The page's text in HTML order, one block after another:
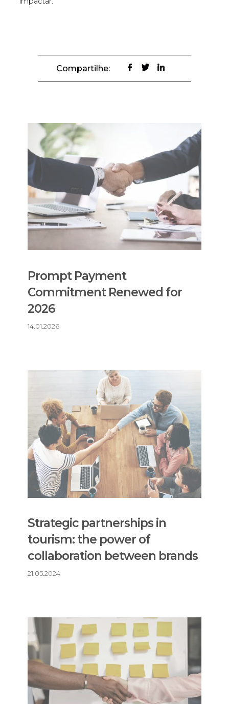
Compartilhe:
Prompt Payment
Commitment Renewed for
2026
14.01.2026
Strategic partnerships in
tourism: the power of
collaboration between brands
21.05.2024